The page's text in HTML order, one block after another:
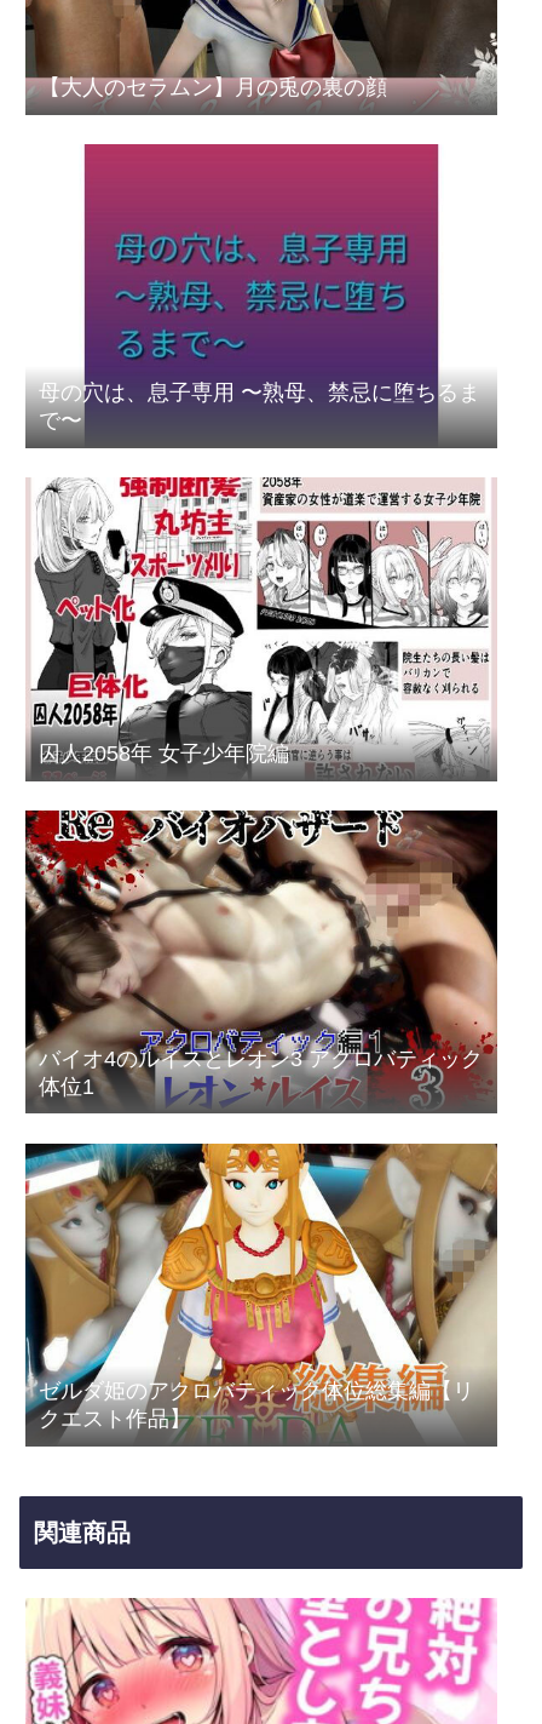
【大人のセラムン】月の兎の裏の顔
母の穴は、息子専用 〜熟母、禁忌に堕ちるま
で〜
囚人2058年 女子少年院編
バイオ4のルイスとレオン3 アクロバティック
体位1
ゼルダ姫のアクロバティック体位総集編【リ
クエスト作品】
関連商品